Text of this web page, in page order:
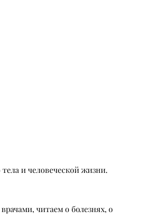
и человеческой жизни.
читаем о болезнях, о